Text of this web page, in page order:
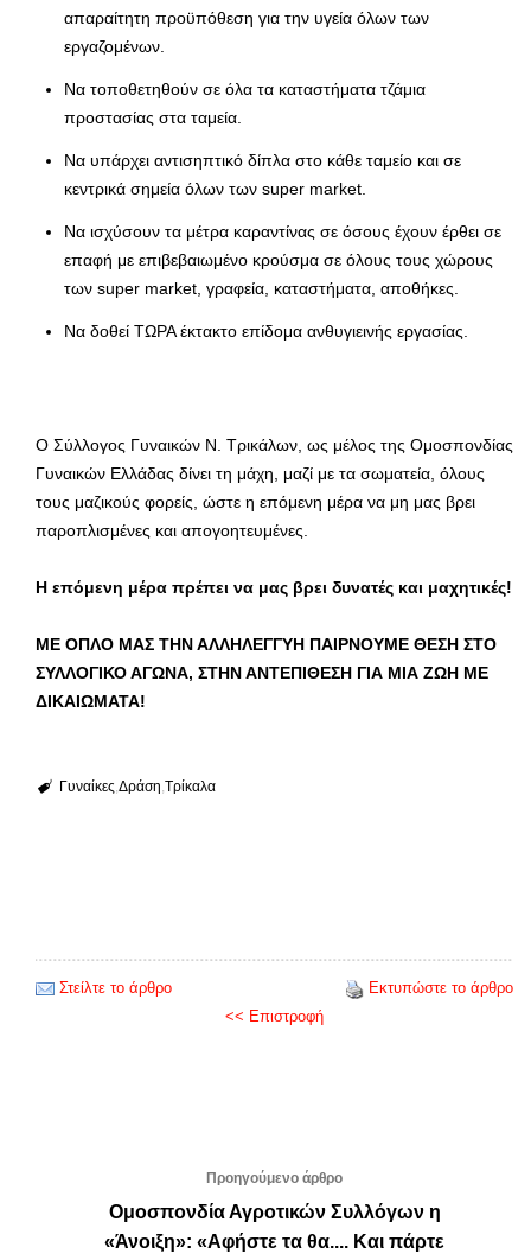
απαραίτητη προϋπόθεση για την υγεία όλων των
εργαζομένων.
Να τοποθετηθούν σε όλα τα καταστήματα τζάμια
προστασίας στα ταμεία.
Να υπάρχει αντισηπτικό δίπλα στο κάθε ταμείο και σε
κεντρικά σημεία όλων των super market.
Να ισχύσουν τα μέτρα καραντίνας σε όσους έχουν έρθει σε
επαφή με επιβεβαιωμένο κρούσμα σε όλους τους χώρους
των super market, γραφεία, καταστήματα, αποθήκες.
Να δοθεί ΤΩΡΑ έκτακτο επίδομα ανθυγιεινής εργασίας.
Ο Σύλλογος Γυναικών Ν. Τρικάλων, ως μέλος της Ομοσπονδίας
Γυναικών Ελλάδας δίνει τη μάχη, μαζί με τα σωματεία, όλους
τους μαζικούς φορείς, ώστε η επόμενη μέρα να μη μας βρει
παροπλισμένες και απογοητευμένες.
Η επόμενη μέρα πρέπει να μας βρει δυνατές και μαχητικές!
ΜΕ ΟΠΛΟ ΜΑΣ ΤΗΝ ΑΛΛΗΛΕΓΓΥΗ ΠΑΙΡΝΟΥΜΕ ΘΕΣΗ ΣΤΟ
ΣΥΛΛΟΓΙΚΟ ΑΓΩΝΑ, ΣΤΗΝ ΑΝΤΕΠΙΘΕΣΗ ΓΙΑ ΜΙΑ ΖΩΗ ΜΕ
ΔΙΚΑΙΩΜΑΤΑ!
Γυναίκες Δράση Τρίκαλα
Στείλτε το άρθρο
Εκτυπώστε το άρθρο
<< Επιστροφή
Προηγούμενο άρθρο
Ομοσπονδία Αγροτικών Συλλόγων η
«Άνοιξη»: «Αφήστε τα θα.... Και πάρτε